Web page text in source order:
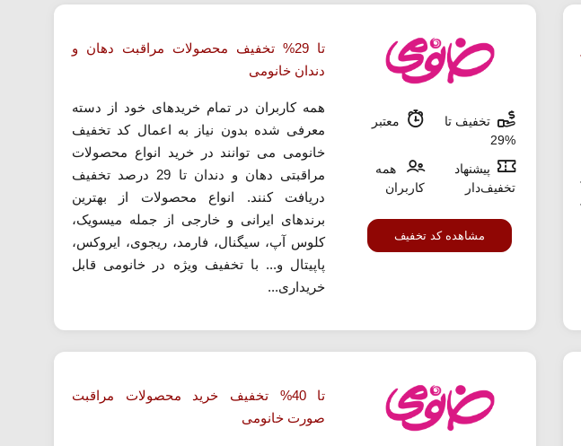
تخفیف تا
%29
معتبر
پیشنهاد
تخفیف‌دار
همه
کاربران
مشاهده کد تخفیف
تا 29% تخفیف محصولات مراقبت دهان و
دندان خانومی
همه کاربران در تمام خریدهای خود از دسته
معرفی شده بدون نیاز به اعمال کد تخفیف
خانومی می توانند در خرید انواع محصولات
مراقبتی دهان و دندان تا 29 درصد تخفیف
دریافت کنند. انواع محصولات از بهترین
برندهای ایرانی و خارجی از جمله میسویک،
کلوس آپ، سیگنال، فارمد، ریجوی، ایروکس،
پاپیتال و... با تخفیف ویژه در خانومی قابل
خریداری...
تا 40% تخفیف خرید محصولات مراقبت
صورت خانومی